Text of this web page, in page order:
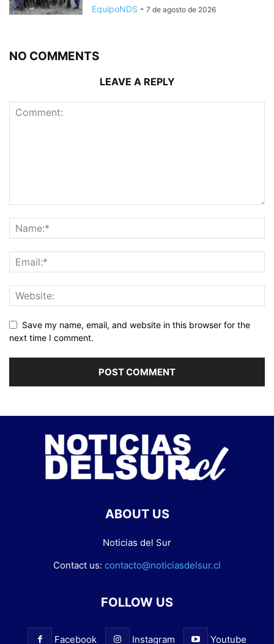
EquipoNDS - 7 de agosto de 2026
NO COMMENTS
LEAVE A REPLY
Save my name, email, and website in this browser for the
next time I comment.
ABOUT US
Noticias del Sur
Contact us: contacto@noticiasdelsur.cl
FOLLOW US
Facebook Instagram Youtube